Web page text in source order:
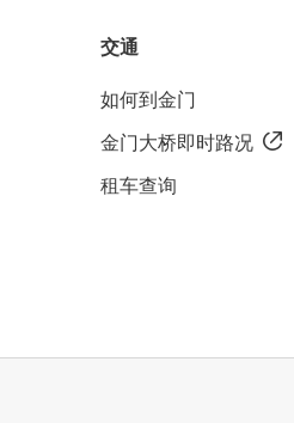
交通
如何到金门
金门大桥即时路况
租车查询